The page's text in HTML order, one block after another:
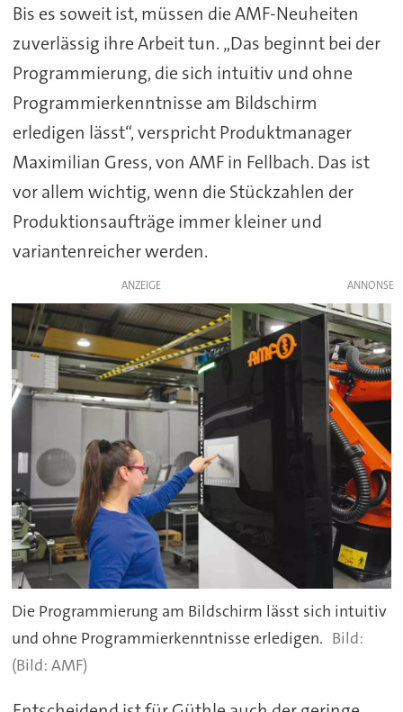
Bis es soweit ist, müssen die AMF-Neuheiten
zuverlässig ihre Arbeit tun. „Das beginnt bei der
Programmierung, die sich intuitiv und ohne
Programmierkenntnisse am Bildschirm
erledigen lässt“, verspricht Produktmanager
Maximilian Gress, von AMF in Fellbach. Das ist
vor allem wichtig, wenn die Stückzahlen der
Produktionsaufträge immer kleiner und
variantenreicher werden.
ANZEIGE
Die Programmierung am Bildschirm lässt sich intuitiv
und ohne Programmierkenntnisse erledigen.
(Bild: AMF)